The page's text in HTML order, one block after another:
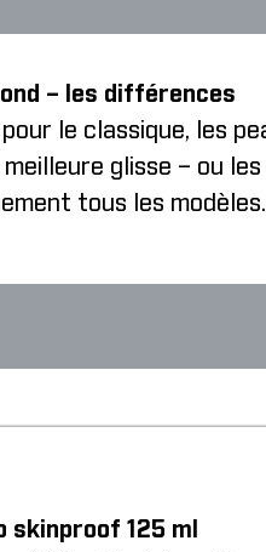
– les différences
le classique, les
glisse – ou
tous les modèles.
skinproof 125 ml